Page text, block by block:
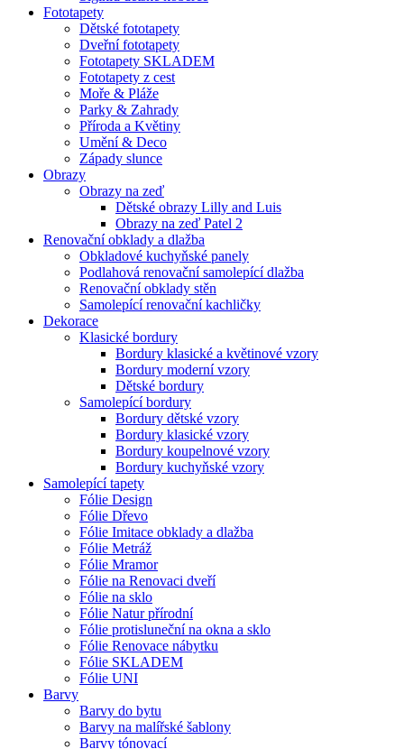
Fototapety
Dětské fototapety
Dveřní fototapety
Fototapety SKLADEM
Fototapety z cest
Moře & Pláže
Parky & Zahrady
Příroda a Květiny
Umění & Deco
Západy slunce
Obrazy
Obrazy na zeď
Dětské obrazy Lilly and Luis
Obrazy na zeď Patel 2
Renovační obklady a dlažba
Obkladové kuchyňské panely
Podlahová renovační samolepící dlažba
Renovační obklady stěn
Samolepící renovační kachličky
Dekorace
Klasické bordury
Bordury klasické a květinové vzory
Bordury moderní vzory
Dětské bordury
Samolepící bordury
Bordury dětské vzory
Bordury klasické vzory
Bordury koupelnové vzory
Bordury kuchyňské vzory
Samolepící tapety
Fólie Design
Fólie Dřevo
Fólie Imitace obklady a dlažba
Fólie Metráž
Fólie Mramor
Fólie na Renovaci dveří
Fólie na sklo
Fólie Natur přírodní
Fólie protisluneční na okna a sklo
Fólie Renovace nábytku
Fólie SKLADEM
Fólie UNI
Barvy
Barvy do bytu
Barvy na malířské šablony
Barvy tónovací